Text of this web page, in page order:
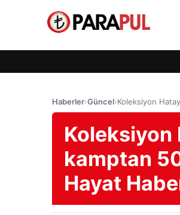
Haberler›Güncel›Koleksiyon
Koleksiyon
kamptan
Hayat